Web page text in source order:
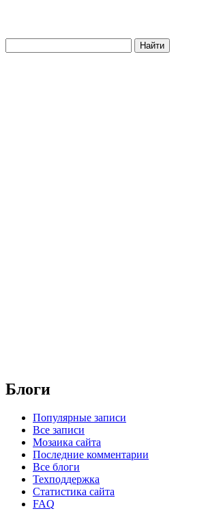
Блоги
Популярные записи
Все записи
Мозаика сайта
Последние комментарии
Все блоги
Техподдержка
Статистика сайта
FAQ